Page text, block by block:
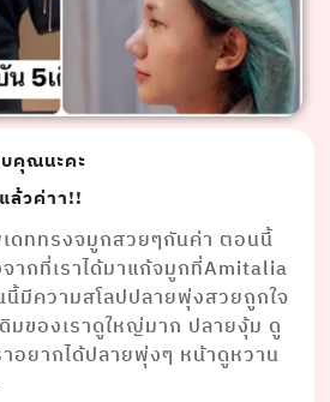
บคุณนะคะ
ล้วค่าา!!
ดททรงจมูกสวยๆกันค่า ตอนนี้
ากที่เราได้มาแก้จมูกที่Amitalia
มีความสโลปปลายพุ่งสวยถูกใจ
มของเราดูใหญ่มาก ปลายงุ้ม ดู
าอยากได้ปลายพุ่งๆ หน้าดูหวาน